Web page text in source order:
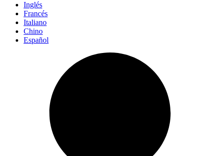
Inglés
Francés
Italiano
Chino
Español